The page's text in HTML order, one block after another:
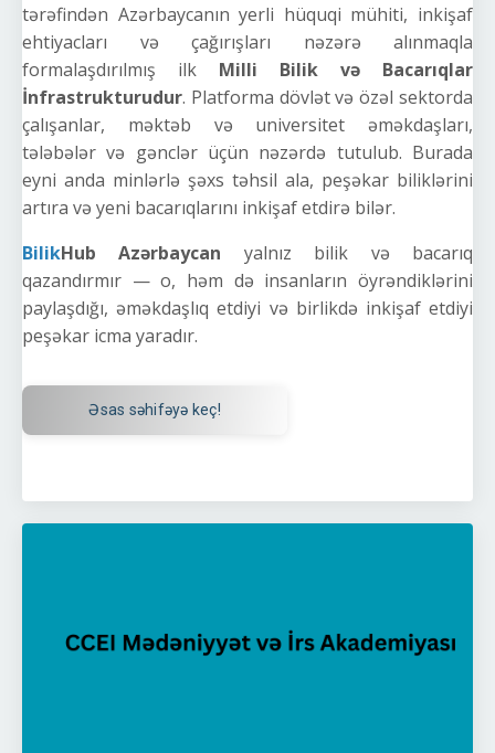
tərəfindən Azərbaycanın yerli hüquqi mühiti, inkişaf
ehtiyacları və çağırışları nəzərə alınmaqla
formalaşdırılmış ilk Milli Bilik və Bacarıqlar
İnfrastrukturudur. Platforma dövlət və özəl sektorda
çalışanlar, məktəb və universitet əməkdaşları,
tələbələr və gənclər üçün nəzərdə tutulub. Burada
eyni anda minlərlə şəxs təhsil ala, peşəkar biliklərini
artıra və yeni bacarıqlarını inkişaf etdirə bilər.
BilikHub Azərbaycan yalnız bilik və bacarıq
qazandırmır — o, həm də insanların öyrəndiklərini
paylaşdığı, əməkdaşlıq etdiyi və birlikdə inkişaf etdiyi
peşəkar icma yaradır.
Əsas səhifəyə keç!